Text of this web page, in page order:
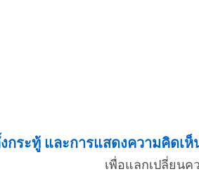
กระทู้ และการแสดงความคิด
เพื่อแลกเปลี่ยน